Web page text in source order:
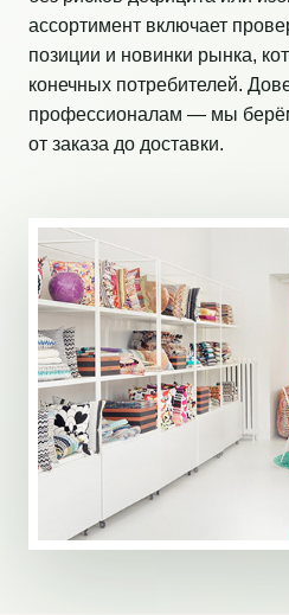
ассортимент включает
позиции и новинки рынка,
конечных потребителей.
профессионалам — мы
от заказа до доставки.